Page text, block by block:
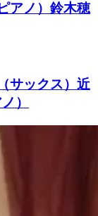
アノ）鈴木穂
サックス）近
）